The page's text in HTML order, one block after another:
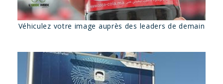
Véhiculez votre image auprès des leaders de demain